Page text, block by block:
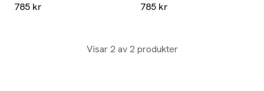
785 kr
785 kr
Visar 2 av 2 produkter